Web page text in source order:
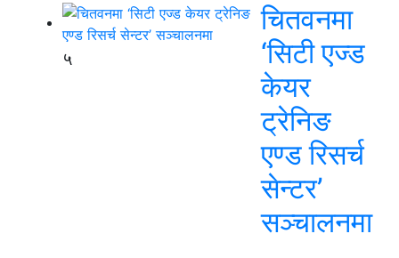
५
चितवनमा
‘सिटी एज्ड
केयर
ट्रेनिङ
एण्ड रिसर्च
सेन्टर’
सञ्चालनमा